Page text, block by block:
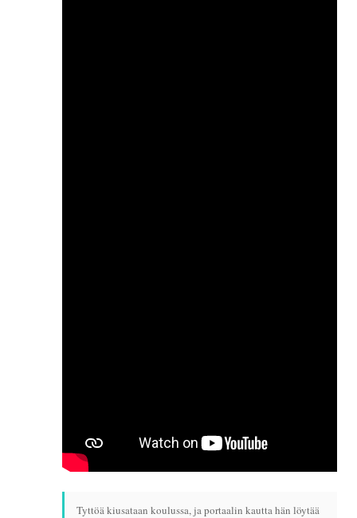
Tyttöä kiusataan koulussa, ja portaalin kautta hän löytää